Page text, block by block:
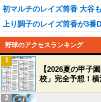
初マルチのレイズ筒香 大谷
上り調子のレイズ筒香が3
野球のアクセスランキング
【2026夏の甲子
校」完全予想！
1
2